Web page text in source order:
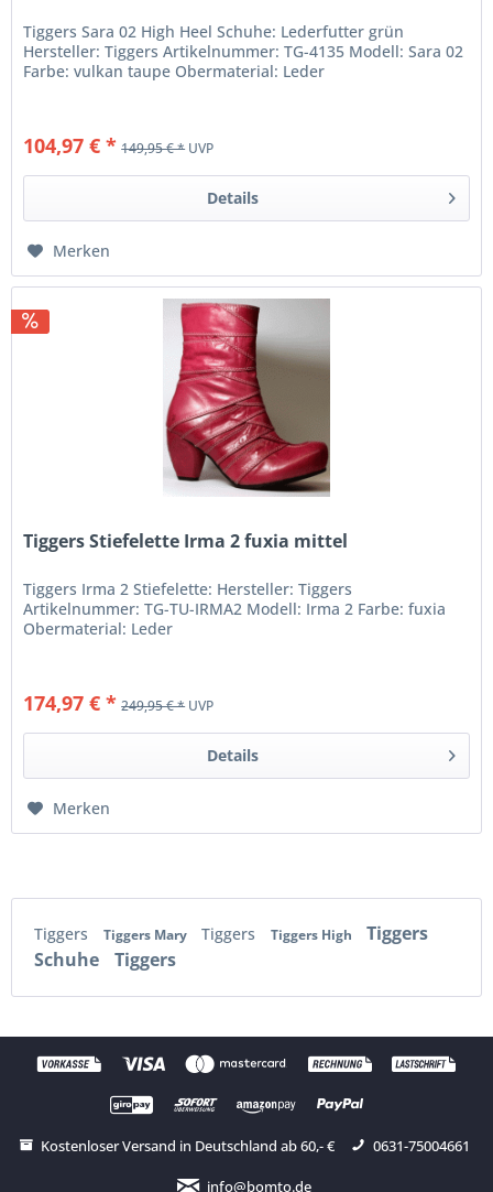
Tiggers Sara 02 High Heel Schuhe: Lederfutter grün
Hersteller: Tiggers Artikelnummer: TG-4135 Modell: Sara 02
Farbe: vulkan taupe Obermaterial: Leder
104,97 € * 149,95 € *UVP
Details
Merken
Tiggers Stiefelette Irma 2 fuxia mittel
Tiggers Irma 2 Stiefelette: Hersteller: Tiggers
Artikelnummer: TG-TU-IRMA2 Modell: Irma 2 Farbe: fuxia
Obermaterial: Leder
174,97 € * 249,95 € *UVP
Details
Merken
Tiggers Tiggers Mary Tiggers Tiggers High
Tiggers
Schuhe
Tiggers
Kostenloser Versand in Deutschland ab 60,- € 0631-75004661
info@bomto.de